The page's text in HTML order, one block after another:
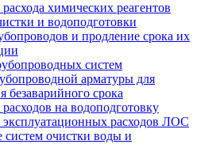
химических реагентов
и водоподготовки
и продление срока их
систем
арматуры для
безаварийного срока
на водоподготовку
расходов ЛОС
систем очистки воды и